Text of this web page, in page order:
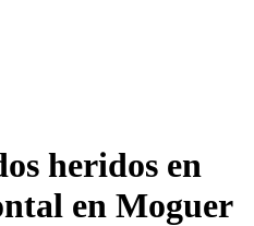
heridos en
en Moguer